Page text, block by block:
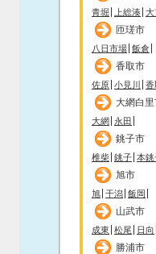
青堀 上総湊 大
匝瑳市
八日市場 飯倉
香取市
佐原 小見川 香
大網白
大網 永田
銚子市
椎柴 銚子 本銚
旭市
旭 干潟 飯岡
山武市
成東 松尾 日向
勝浦市